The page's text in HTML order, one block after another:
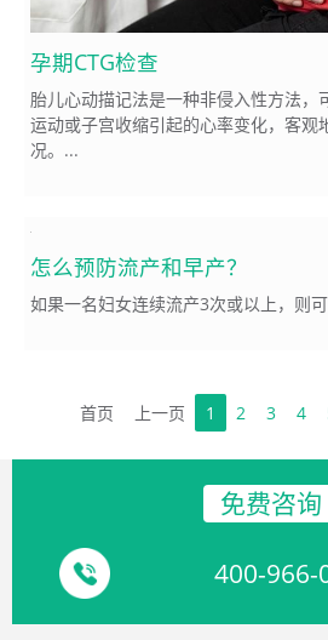
孕期CTG检查
胎儿心动描记法是一种非侵入性方法，
运动或子宫收缩引起的心率变化，客观
况。...
怎么预防流产和早产？
如果一名妇女连续流产3次或以上，则
首页 上一页 1 2 3 4
免费咨询
400-966-